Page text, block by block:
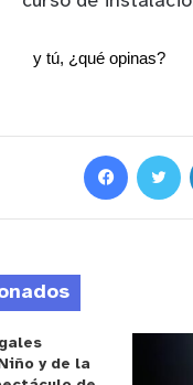
y tú, ¿qué opinas?
y de la